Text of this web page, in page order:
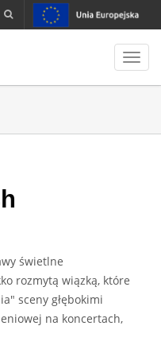
świetlne
rozmytą wiązką, które
sceny głębokimi
na koncertach,